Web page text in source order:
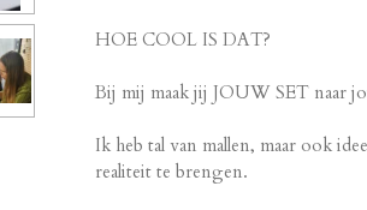
HOE COOL IS DAT?
Bij mij maak jij JOUW SET naar
Ik heb tal van mallen, maar ook
realiteit te brengen.